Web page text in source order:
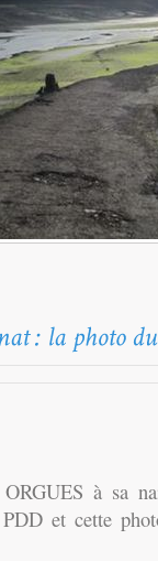
à sa
et cette